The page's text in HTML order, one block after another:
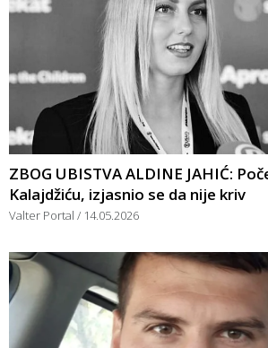
ZBOG UBISTVA ALDINE JAHIĆ:
Kalajdžiću, izjasnio se da nije kriv
Valter Portal 14.05.2026